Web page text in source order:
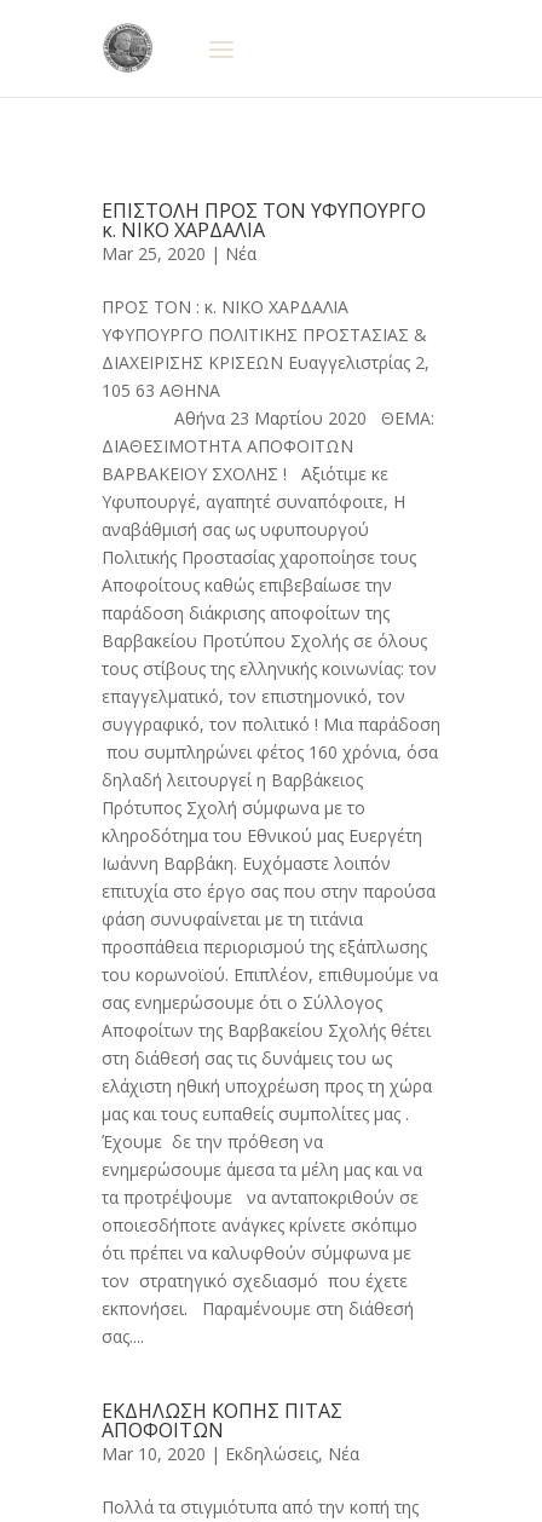
ΕΠΙΣΤΟΛΗ ΠΡΟΣ ΤΟΝ ΥΦΥΠΟΥΡΓΟ
κ. ΝΙΚΟ ΧΑΡΔΑΛΙΑ
Mar 25, 2020 | Νέα
ΠΡΟΣ ΤΟΝ : κ. ΝΙΚΟ ΧΑΡΔΑΛΙΑ
ΥΦΥΠΟΥΡΓΟ ΠΟΛΙΤΙΚΗΣ ΠΡΟΣΤΑΣΙΑΣ &
ΔΙΑΧΕΙΡΙΣΗΣ ΚΡΙΣΕΩΝ Ευαγγελιστρίας 2,
105 63 ΑΘΗΝΑ
Αθήνα 23 Μαρτίου 2020 ΘΕΜΑ:
ΔΙΑΘΕΣΙΜΟΤΗΤΑ ΑΠΟΦΟΙΤΩΝ
ΒΑΡΒΑΚΕΙΟΥ ΣΧΟΛΗΣ ! Αξιότιμε κε
Υφυπουργέ, αγαπητέ συναπόφοιτε, Η
αναβάθμισή σας ως υφυπουργού
Πολιτικής Προστασίας χαροποίησε τους
Αποφοίτους καθώς επιβεβαίωσε την
παράδοση διάκρισης αποφοίτων της
Βαρβακείου Προτύπου Σχολής σε όλους
τους στίβους της ελληνικής κοινωνίας: τον
επαγγελματικό, τον επιστημονικό, τον
συγγραφικό, τον πολιτικό ! Μια παράδοση
που συμπληρώνει φέτος 160 χρόνια, όσα
δηλαδή λειτουργεί η Βαρβάκειος
Πρότυπος Σχολή σύμφωνα με το
κληροδότημα του Εθνικού μας Ευεργέτη
Ιωάννη Βαρβάκη. Ευχόμαστε λοιπόν
επιτυχία στο έργο σας που στην παρούσα
φάση συνυφαίνεται με τη τιτάνια
προσπάθεια περιορισμού της εξάπλωσης
του κορωνοϊού. Επιπλέον, επιθυμούμε να
σας ενημερώσουμε ότι ο Σύλλογος
Αποφοίτων της Βαρβακείου Σχολής θέτει
στη διάθεσή σας τις δυνάμεις του ως
ελάχιστη ηθική υποχρέωση προς τη χώρα
μας και τους ευπαθείς συμπολίτες μας .
Έχουμε δε την πρόθεση να
ενημερώσουμε άμεσα τα μέλη μας και να
τα προτρέψουμε να ανταποκριθούν σε
οποιεσδήποτε ανάγκες κρίνετε σκόπιμο
ότι πρέπει να καλυφθούν σύμφωνα με
τον στρατηγικό σχεδιασμό που έχετε
εκπονήσει. Παραμένουμε στη διάθεσή
σας....
ΕΚΔΗΛΩΣΗ ΚΟΠΗΣ ΠΙΤΑΣ
ΑΠΟΦΟΙΤΩΝ
Mar 10, 2020 | Εκδηλώσεις, Νέα
Πολλά τα στιγμιότυπα από την κοπή της